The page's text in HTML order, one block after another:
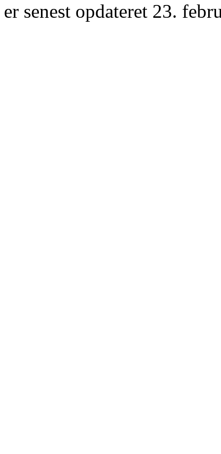
er senest opdateret 23.